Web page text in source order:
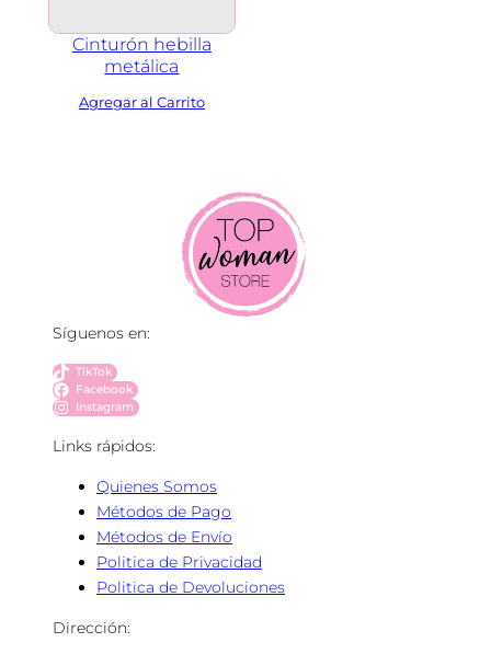
Cinturón hebilla
metálica
Síguenos en:
TikTok
Facebook
Instagram
Links rápidos:
Quienes Somos
Métodos de Pago
Métodos de Envío
Politica de Privacidad
Politica de Devoluciones
Dirección: